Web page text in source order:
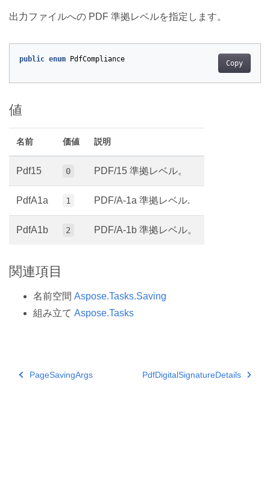
出力ファイルへの PDF 準拠レベルを指定します。
Copy
public enum PdfCompliance
値
名前 価値 説明
Pdf15 0 PDF/15 準拠レベル。
PdfA1a 1 PDF/A-1a 準拠レベル.
PdfA1b 2 PDF/A-1b 準拠レベル。
関連項目
名前空間 Aspose.Tasks.Saving
組み立て Aspose.Tasks
PageSavingArgs PdfDigitalSignatureDetails